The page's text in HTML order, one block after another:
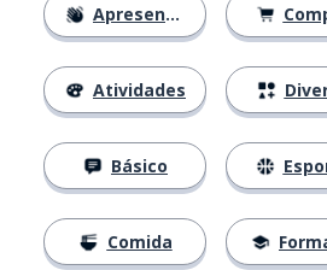
Apresentações
Atividades
Básico
Comida